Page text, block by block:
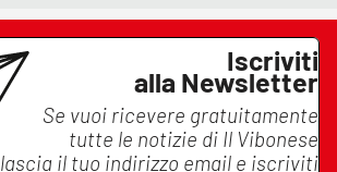
Iscriviti
alla Newsletter
Se vuoi ricevere gratuitamente
tutte le notizie di Il Vibonese
lascia il tuo indirizzo email e iscriviti